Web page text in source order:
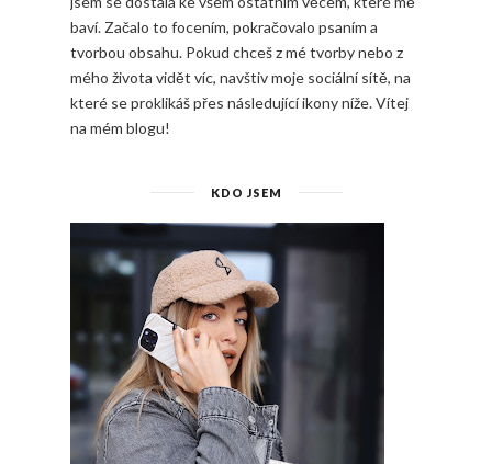
baví. Začalo to focením, pokračovalo psaním a
tvorbou obsahu. Pokud chceš z mé tvorby nebo z
mého života vidět víc, navštiv moje sociální sítě, na
které se proklikáš přes následující ikony níže. Vítej
na mém blogu!
KDO JSEM